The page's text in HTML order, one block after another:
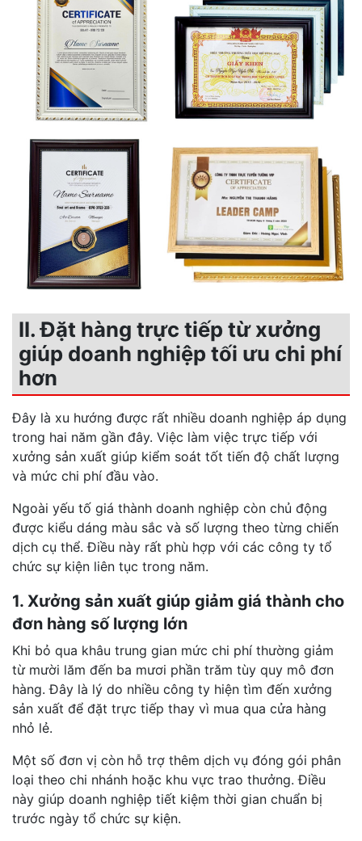
II. Đặt hàng trực tiếp từ xưởng
giúp doanh nghiệp tối ưu chi phí
hơn
Đây là xu hướng được rất nhiều doanh nghiệp áp dụng
trong hai năm gần đây. Việc làm việc trực tiếp với
xưởng sản xuất giúp kiểm soát tốt tiến độ chất lượng
và mức chi phí đầu vào.
Ngoài yếu tố giá thành doanh nghiệp còn chủ động
được kiểu dáng màu sắc và số lượng theo từng chiến
dịch cụ thể. Điều này rất phù hợp với các công ty tổ
chức sự kiện liên tục trong năm.
1. Xưởng sản xuất giúp giảm giá thành cho
đơn hàng số lượng lớn
Khi bỏ qua khâu trung gian mức chi phí thường giảm
từ mười lăm đến ba mươi phần trăm tùy quy mô đơn
hàng. Đây là lý do nhiều công ty hiện tìm đến xưởng
sản xuất để đặt trực tiếp thay vì mua qua cửa hàng
nhỏ lẻ.
Một số đơn vị còn hỗ trợ thêm dịch vụ đóng gói phân
loại theo chi nhánh hoặc khu vực trao thưởng. Điều
này giúp doanh nghiệp tiết kiệm thời gian chuẩn bị
trước ngày tổ chức sự kiện.